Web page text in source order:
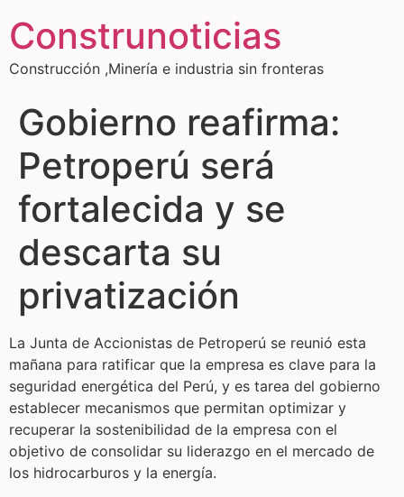
Construnoticias
Construcción ,Minería e industria sin fronteras
Gobierno reafirma:
Petroperú será
fortalecida y se
descarta su
privatización
La Junta de Accionistas de Petroperú se reunió esta
mañana para ratificar que la empresa es clave para la
seguridad energética del Perú, y es tarea del gobierno
establecer mecanismos que permitan optimizar y
recuperar la sostenibilidad de la empresa con el
objetivo de consolidar su liderazgo en el mercado de
los hidrocarburos y la energía.